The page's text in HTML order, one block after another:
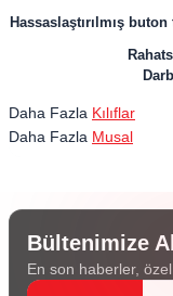
Hassaslaştırılmış
Daha Fazla Kılıflar
Daha Fazla Musal
Bültenimize
En son haberler,